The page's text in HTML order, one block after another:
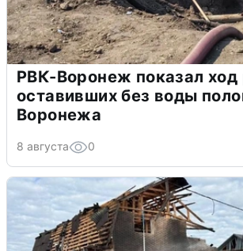
РВК-Воронеж показал ход
оставивших без воды
Воронежа
8 августа 0